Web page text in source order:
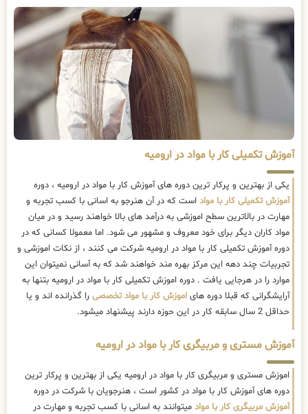
آموزش تکمیلی کار با مواد در ارومیه
یکی از بهترین و پرکار ترین دوره های آموزش کار با مواد در ارومیه ، دوره
آموزش تکمیلی کار با مواد است که در آن هنرجو به اسانی با کسب تجربه و
مهارت در بالاترین سطح اموزشی به درآمد های بالا خواهند رسید و در میان
مواد کاران دیگر برای خود معروف و مشهور می شود. اما معمولا کسانی که در
دوره آموزش تکمیلی کار با مواد در ارومیه شرکت می کنند ، از نکات اموزشی و
تجربیات چند دهه این مرکز بهره مند خواهند شد که به آسانی نمیتوان این
موارد را در هرجایی یافت . دوره اموزش تکمیلی کار با مواد در ارومیه بتنها به
آرایشگرانی که قبلا دوره های اموزش کار با مواد تخصصی را گذرانده اند و یا
حداقل 2 سال سابقه کار در این حوزه دارند پیشنهاد میشود.
آموزش مستری و مربیگری کار با مواد در ارومیه
اموزش مستری و مربیگری کار با مواد در ارومیه یکی از بهترین و پرکار ترین
دوره های آموزش کار با مواد در کشور است ، هنرجویان با شرکت در دوره
آموزش مربیگری کار با مواد میتوانند به اسانی با کسب تجربه و مهارت در